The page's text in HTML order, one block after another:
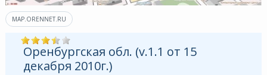
MAP.ORENNET.RU
Оренбургская обл. (v.1.1 от 15
декабря 2010г.)